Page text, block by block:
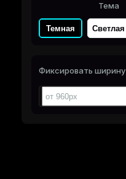
Тема
Темная Светлая
Фиксировать ширину